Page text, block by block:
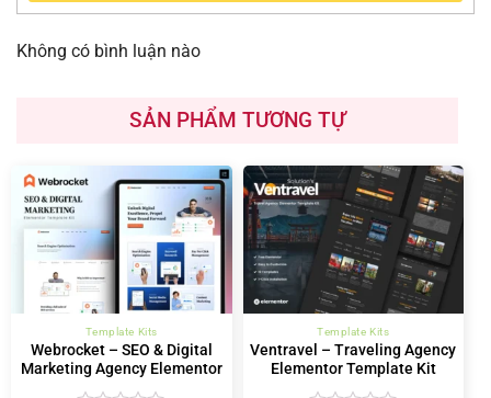
Không có bình luận nào
SẢN PHẨM TƯƠNG TỰ
Template Kits
Webrocket – SEO & Digital
Marketing Agency Elementor
Template Kit
Template Kits
Ventravel – Traveling Agency
Elementor Template Kit